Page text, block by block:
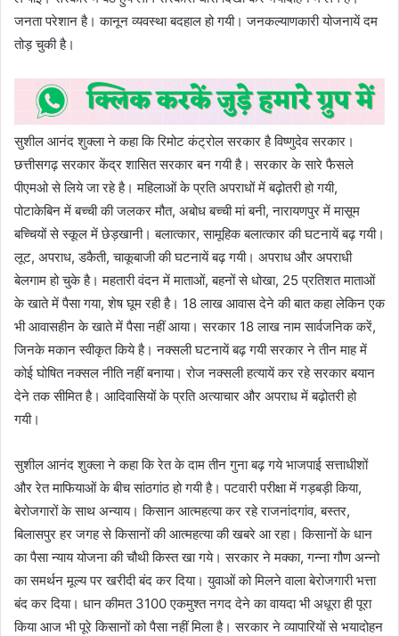
जनता परेशान है। कानून व्यवस्था बदहाल हो गयी। जनकल्याणकारी योजनायें दम
तोड़ चुकी है।
सुशील आनंद शुक्ला ने कहा कि रिमोट कंट्रोल सरकार है विष्णुदेव सरकार।
छत्तीसगढ़ सरकार केंद्र शासित सरकार बन गयी है। सरकार के सारे फैसले
पीएमओ से लिये जा रहे है। महिलाओं के प्रति अपराधों में बढ़ोतरी हो गयी,
पोटाकेबिन में बच्ची की जलकर मौत, अबोध बच्ची मां बनी, नारायणपुर में मासूम
बच्चियों से स्कूल में छेड़खानी। बलात्कार, सामूहिक बलात्कार की घटनायें बढ़ गयी।
लूट, अपराध, डकैती, चाकूबाजी की घटनायें बढ़ गयी। अपराध और अपराधी
बेलगाम हो चुके है। महतारी वंदन में माताओं, बहनों से धोखा, 25 प्रतिशत माताओं
के खाते में पैसा गया, शेष घूम रही है। 18 लाख आवास देने की बात कहा लेकिन एक
भी आवासहीन के खाते में पैसा नहीं आया। सरकार 18 लाख नाम सार्वजनिक करें,
जिनके मकान स्वीकृत किये है। नक्सली घटनायें बढ़ गयी सरकार ने तीन माह में
कोई घोषित नक्सल नीति नहीं बनाया। रोज नक्सली हत्यायें कर रहे सरकार बयान
देने तक सीमित है। आदिवासियों के प्रति अत्याचार और अपराध में बढ़ोतरी हो
गयी।
सुशील आनंद शुक्ला ने कहा कि रेत के दाम तीन गुना बढ़ गये भाजपाई सत्ताधीशों
और रेत माफियाओं के बीच सांठगांठ हो गयी है। पटवारी परीक्षा में गड़बड़ी किया,
बेरोजगारों के साथ अन्याय। किसान आत्महत्या कर रहे राजनांदगांव, बस्तर,
बिलासपुर हर जगह से किसानों की आत्महत्या की खबरे आ रहा। किसानों के धान
का पैसा न्याय योजना की चौथी किस्त खा गये। सरकार ने मक्का, गन्ना गौण अन्नो
का समर्थन मूल्य पर खरीदी बंद कर दिया। युवाओं को मिलने वाला बेरोजगारी भत्ता
बंद कर दिया। धान कीमत 3100 एकमुश्त नगद देने का वायदा भी अधूरा ही पूरा
किया आज भी पूरे किसानों को पैसा नहीं मिला है। सरकार ने व्यापारियों से भयादोहन